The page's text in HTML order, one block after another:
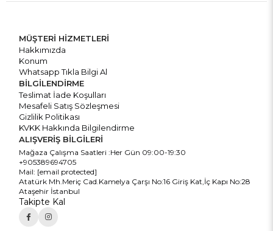
MÜŞTERİ HİZMETLERİ
Hakkımızda
Konum
Whatsapp Tıkla Bilgi Al
BİLGİLENDİRME
Teslimat İade Koşulları
Mesafeli Satış Sözleşmesi
Gizlilik Politikası
KVKK Hakkında Bilgilendirme
ALIŞVERİŞ BİLGİLERİ
Mağaza Çalışma Saatleri :Her Gün 09:00-19:30
+905389694705
Mail: [email protected]
Atatürk Mh.Meriç Cad.Kamelya Çarşı No:16 Giriş Kat,İç Kapı No:28
Ataşehir İstanbul
Takipte Kal